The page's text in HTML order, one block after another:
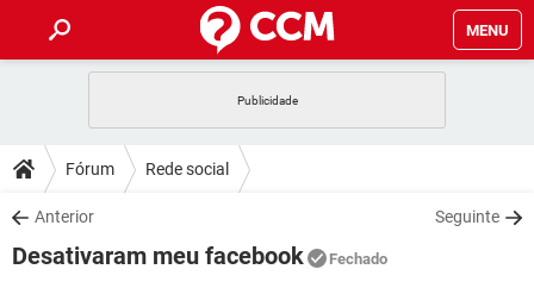
MENU
CELULAR
OUTLOOK
INSTAGRAM GMAIL
DICAS
JOGOS
DOWNLOADS
JOGOS WHATSAPP
Fórum Rede social
Anterior Seguinte
Desativaram meu facebook Fechado